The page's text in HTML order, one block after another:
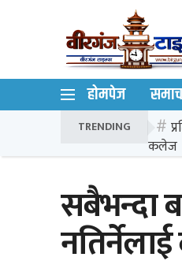
होमपेज
TRENDING
कलेज
सबैभन्दा